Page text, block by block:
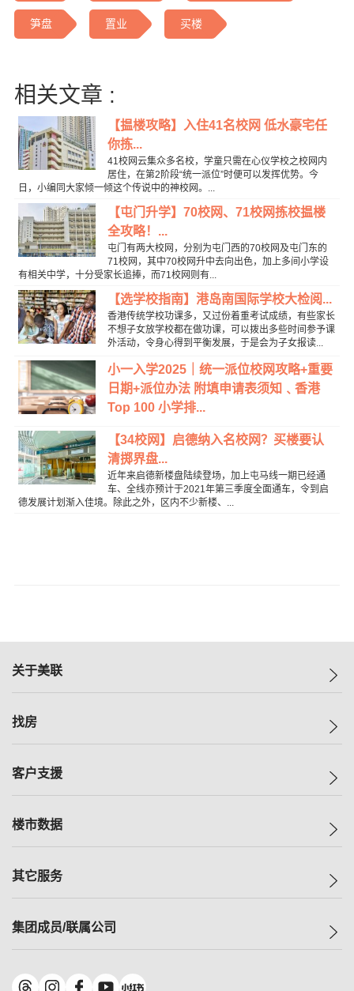
笋盘 置业 买楼
相关文章 :
【揾楼攻略】入住41名校网 低水豪宅任
你拣...
41校网云集众多名校，学童只需在心仪学校之校网内
居住，在第2阶段“统一派位”时便可以发挥优势。今
日，小编同大家倾一倾这个传说中的神校网。...
【屯门升学】70校网、71校网拣校揾楼
全攻略！...
屯门有两大校网，分别为屯门西的70校网及屯门东的
71校网，其中70校网升中去向出色，加上多间小学设
有相关中学，十分受家长追捧，而71校网则有...
【选学校指南】港岛南国际学校大检阅...
香港传统学校功课多，又过份着重考试成绩，有些家长
不想子女放学校都在做功课，可以拨出多些时间参予课
外活动，令身心得到平衡发展，于是会为子女报读...
小一入学2025｜统一派位校网攻略+重要
日期+派位办法 附填申请表须知﹑香港
Top 100 小学排...
【34校网】启德纳入名校网？买楼要认
清掷界盘...
近年来启德新楼盘陆续登场，加上屯马线一期已经通
车、全线亦预计于2021年第三季度全面通车，令到启
德发展计划渐入佳境。除此之外，区内不少新楼、...
关于美联
美联集团
人才招募
找房
一手新房
减价
美联豪宅
独家楼盘
租房
客户支援
自助放盘
查询热线
按揭计算机
负担能力计算机
转按计算机
楼市数据
指数
历史成交
小区成交排行榜
其它服务
小区专页
美联精英会
集团成员/联属公司
美联物业